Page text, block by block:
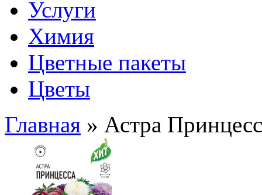
Услуги
Химия
Цветные пакеты
Цветы
Главная » Астра